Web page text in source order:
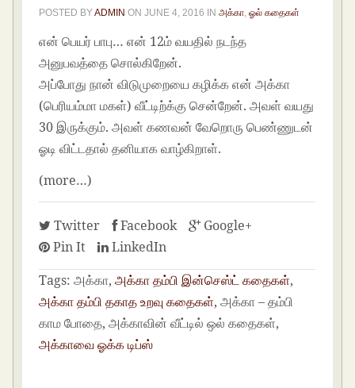
POSTED BYADMIN ONJUNE 4, 2016 INஅக்கா ,ஓல் கதைகள்
என் பெயர் பாபு… என் 12ம் வயதில் நடந்த
அனுபவத்தை சொல்கிறேன்.
அப்போது நான் விடுமுறையை கழிக்க என் அக்கா
(பெரியம்மா மகள்) வீட்டிற்க்கு சென்றேன். அவள் வயது
30 இருக்கும். அவள் கணவன் வேறொரு பெண்ணுடன்
ஓடி விட்டதால் தனியாக வாழ்கிறாள்.
(more…)
Twitter Facebook
Google+
Pin It
LinkedIn
Tags: அக்கா,அக்கா தம்பி இன்செஸ்ட் கதைகள்,
அக்கா தம்பி தகாத உறவு கதைகள், அக்கா – தம்பி
காம போதை, அக்காவின் வீட்டில் ஒல் கதைகள்,
அக்காவை ஓக்க டிப்ஸ்